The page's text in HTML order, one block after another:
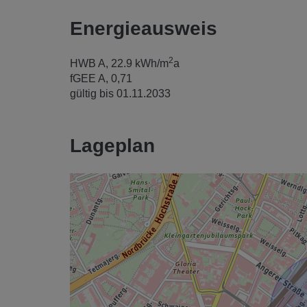
Energieausweis
HWB A, 22.9 kWh/m2a
fGEE A, 0,71
gültig bis 01.11.2033
Lageplan